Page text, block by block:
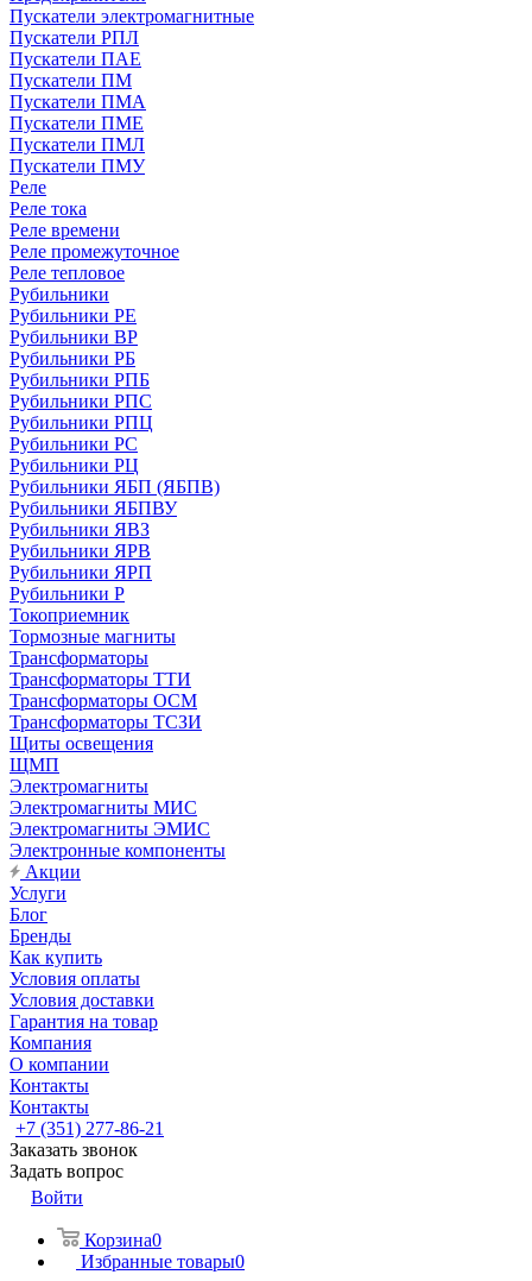
Пускатели электромагнитные
Пускатели РПЛ
Пускатели ПАЕ
Пускатели ПМ
Пускатели ПМА
Пускатели ПМЕ
Пускатели ПМЛ
Пускатели ПМУ
Реле
Реле тока
Реле времени
Реле промежуточное
Реле тепловое
Рубильники
Рубильники РЕ
Рубильники ВР
Рубильники РБ
Рубильники РПБ
Рубильники РПС
Рубильники РПЦ
Рубильники РС
Рубильники РЦ
Рубильники ЯБП (ЯБПВ)
Рубильники ЯБПВУ
Рубильники ЯВЗ
Рубильники ЯРВ
Рубильники ЯРП
Рубильники Р
Токоприемник
Тормозные магниты
Трансформаторы
Трансформаторы ТТИ
Трансформаторы ОСМ
Трансформаторы ТСЗИ
Щиты освещения
ЩМП
Электромагниты
Электромагниты МИС
Электромагниты ЭМИС
Электронные компоненты
Акции
Услуги
Блог
Бренды
Как купить
Условия оплаты
Условия доставки
Гарантия на товар
Компания
О компании
Контакты
Контакты
+7 (351) 277-86-21
Заказать звонок
Задать вопрос
Войти
Корзина0
Избранные товары0